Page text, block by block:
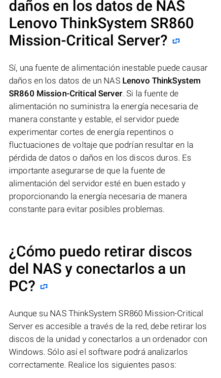
daños en los datos de NAS
Lenovo ThinkSystem SR860
Mission-Critical Server?
Sí, una fuente de alimentación inestable puede causar
daños en los datos de un NAS Lenovo ThinkSystem
SR860 Mission-Critical Server. Si la fuente de
alimentación no suministra la energía necesaria de
manera constante y estable, el servidor puede
experimentar cortes de energía repentinos o
fluctuaciones de voltaje que podrían resultar en la
pérdida de datos o daños en los discos duros. Es
importante asegurarse de que la fuente de
alimentación del servidor esté en buen estado y
proporcionando la energía necesaria de manera
constante para evitar posibles problemas.
¿Cómo puedo retirar discos
del NAS y conectarlos a un
PC?
Aunque su NAS ThinkSystem SR860 Mission-Critical
Server es accesible a través de la red, debe retirar los
discos de la unidad y conectarlos a un ordenador con
Windows. Sólo así el software podrá analizarlos
correctamente. Realice los siguientes pasos: